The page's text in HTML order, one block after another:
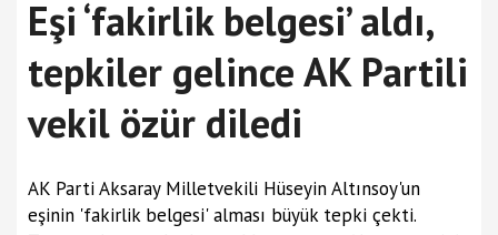
Eşi ‘fakirlik belgesi’ aldı,
tepkiler gelince AK Partili
vekil özür diledi
AK Parti Aksaray Milletvekili Hüseyin Altınsoy'un
eşinin 'fakirlik belgesi' alması büyük tepki çekti.